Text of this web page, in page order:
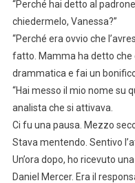
“Perché hai detto al
chiedermelo, Vanessa?”
“Perché era ovvio che
fatto. Mamma ha detto che
drammatica e fai un
“Hai messo il mio nome su
analista che si attivava.
Ci fu una pausa. Mezzo
Stava mentendo. Sentivo
Un’ora dopo, ho ricevuto
Daniel Mercer. Era il